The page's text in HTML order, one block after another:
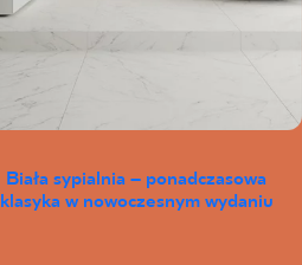
Biała sypialnia – ponadczasowa
klasyka w nowoczesnym wydaniu